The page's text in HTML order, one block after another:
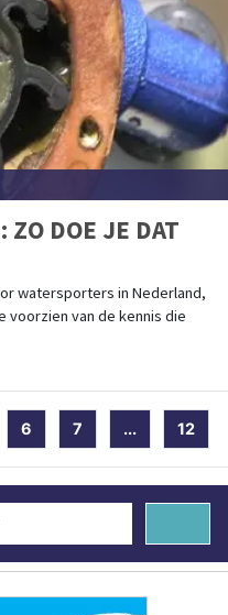
ZO DOE JE DAT
watersporters in Nederland,
van de kennis die
6 7 ... 12